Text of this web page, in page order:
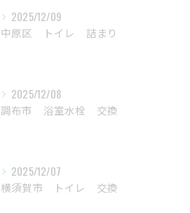
2025/12/09
中原区 トイレ 詰まり
2025/12/08
調布市 浴室水栓 交換
2025/12/07
横須賀市 トイレ 交換